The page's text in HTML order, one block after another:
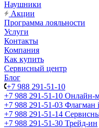
Наушники
Акции
Программа лояльности
Услуги
Контакты
Компания
Как купить
Сервисный центр
Блог
+7 988 291-51-10
+7 988 291-51-10 Онлайн-
+7 988 291-51-03 Флагман
+7 988 291-51-14
+7 988 291-51-30 Трейд-ин